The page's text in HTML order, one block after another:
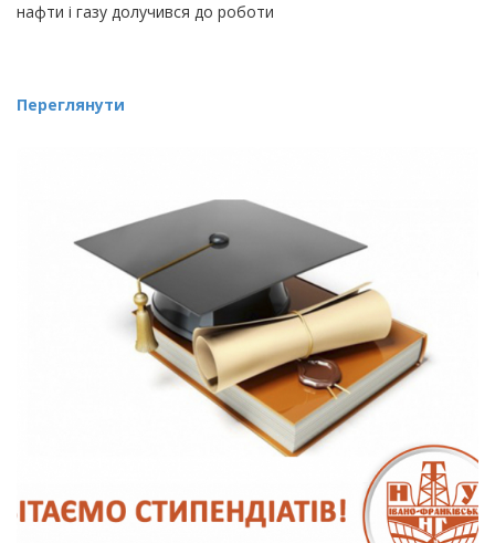
нафти і газу долучився до роботи
Переглянути